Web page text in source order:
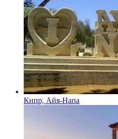
Кипр, Айя-Напа